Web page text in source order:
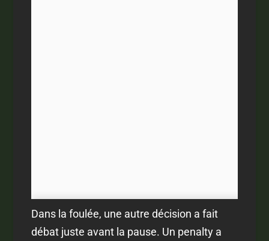
Dans la foulée, une autre décision a fait
débat juste avant la pause. Un penalty a